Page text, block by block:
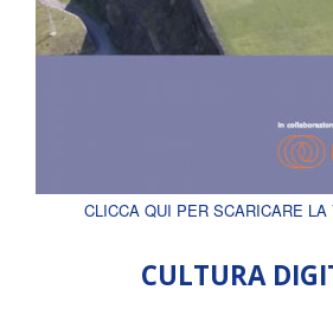
CLICCA QUI PER SCARICARE
CULTURA